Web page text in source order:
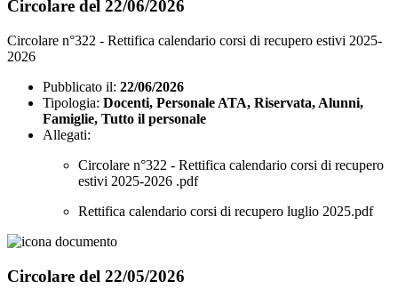
Circolare del 22/06/2026
Circolare n°322 - Rettifica calendario corsi di recupero estivi 2025-
2026
Pubblicato il: 22/06/2026
Tipologia: Docenti, Personale ATA, Riservata, Alunni,
Famiglie, Tutto il personale
Allegati:
Circolare n°322 - Rettifica calendario corsi di recupero
estivi 2025-2026 .pdf
Rettifica calendario corsi di recupero luglio 2025.pdf
Circolare del 22/05/2026